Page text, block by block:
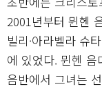
2001년부터 뮌헨
빌리·아라벨라 슈
에 있었다. 뮌헨 음
음반에서 그녀는